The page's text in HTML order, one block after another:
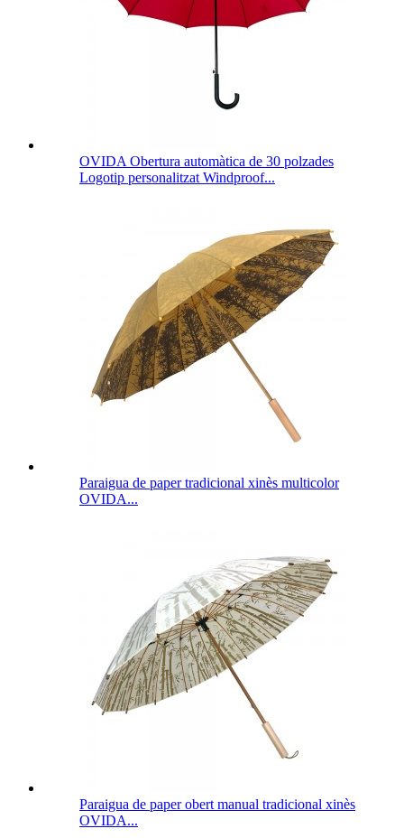
OVIDA Obertura automàtica de 30 polzades
Logotip personalitzat Windproof...
Paraigua de paper tradicional xinès multicolor
OVIDA...
Paraigua de paper obert manual tradicional xinès
OVIDA...